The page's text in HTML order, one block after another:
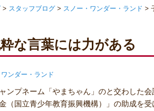
> スタッフブログ > スノー・ワンダー・ランド >
な言葉には力がある
ンダー・ランド
ンプネーム「やまちゃん」のと交わした会
（国立青少年教育振興機構）」の助成を